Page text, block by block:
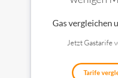
Gas vergleichen
Jetzt Gastarife
Tarife